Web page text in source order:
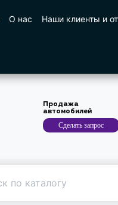
О нас Наши клиенты и
Продажа
автомобилей
Сделать запрос